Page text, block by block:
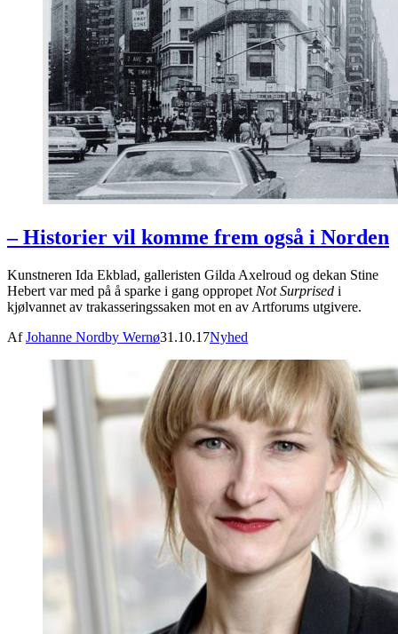
– Historier vil komme frem også i Norden
Kunstneren Ida Ekblad, galleristen Gilda Axelroud og dekan Stine
Hebert var med på å sparke i gang oppropet Not Surprised i
kjølvannet av trakasseringssaken mot en av Artforums utgivere.
AfJohanne Nordby Wernø31.10.17Nyhed